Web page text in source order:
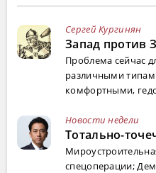
Сергей Кургинян
Запад против
Проблема сейчас
различными
комфортными,
Новости недели
Тотально-
спецоперации;